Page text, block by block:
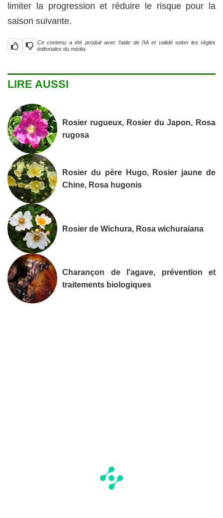
limiter la progression et réduire le risque pour la
saison suivante.
Ce contenu a été produit avec l’aide de l’IA et validé selon les règles
éditoriales du média.
LIRE AUSSI
Rosier rugueux, Rosier du Japon, Rosa
rugosa
Rosier du père Hugo, Rosier jaune de
Chine, Rosa hugonis
Rosier de Wichura, Rosa wichuraiana
Charançon de l'agave, prévention et
traitements biologiques